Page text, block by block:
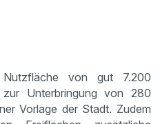
von gut 7.200
Unterbringung von 280
Vorlage der Stadt. Zudem